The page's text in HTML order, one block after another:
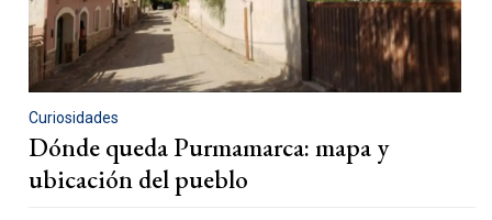
Curiosidades
Dónde queda Purmamarca: mapa y
ubicación del pueblo